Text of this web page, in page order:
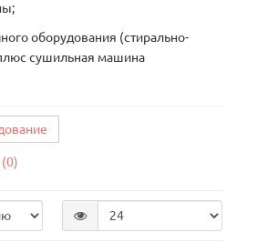
оборудования (стирально-
сушильная машина